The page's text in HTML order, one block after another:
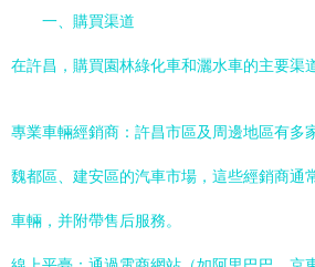
一、購買渠道
在許昌，購買園林綠化車和灑水車的主要渠
專業車輛經銷商：許昌市區及周邊地區有多
魏都區、建安區的汽車市場，這些經銷商通
車輛，并附帶售后服務。